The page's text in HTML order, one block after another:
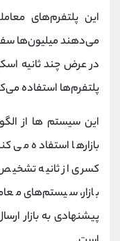
این پلتفرم‌های
می‌دهند میلیون‌ها
در عرض چند ثانیه
پلتفرم‌ها استفاده
این سیستم ها از
بازارها استفاده می
کسری از ثانیه
بازار، سیستم‌های
پیشنهادی به بازار